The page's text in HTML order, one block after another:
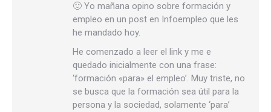
🙂 Yo mañana opino sobre formación y
empleo en un post en Infoempleo que les
he mandado hoy.
He comenzado a leer el link y me e
quedado inicialmente con una frase:
‘formación «para» el empleo’. Muy triste, no
se busca que la formación sea útil para la
persona y la sociedad, solamente ‘para’